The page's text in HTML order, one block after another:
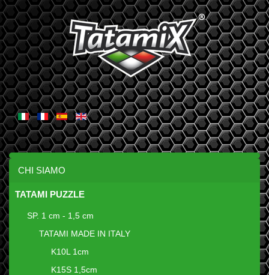
CHI SIAMO
TATAMI PUZZLE
SP. 1 cm - 1,5 cm
TATAMI MADE IN ITALY
K10L 1cm
K15S 1,5cm